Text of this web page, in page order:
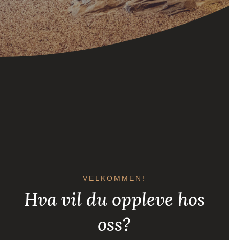
VELKOMMEN!
Hva vil du oppleve hos
oss?